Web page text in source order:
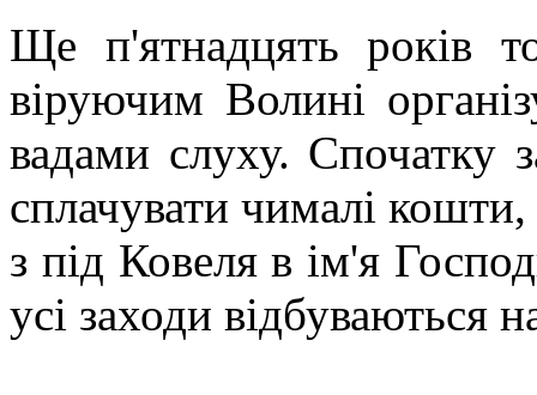
Ще п'ятнадцять років
віруючим Волині
вадами слуху. Спочатку
сплачувати чималі
з під Ковеля в ім'я
усі заходи відбуваються